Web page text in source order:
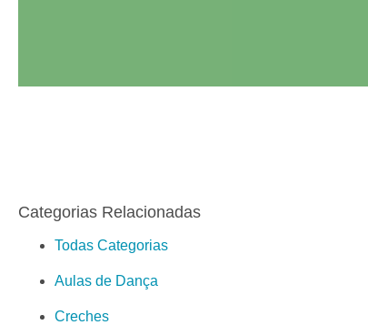
Categorias Relacionadas
Todas Categorias
Aulas de Dança
Creches